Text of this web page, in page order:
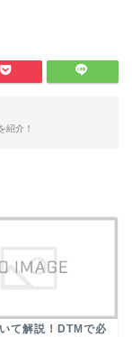
紹介！
て解説！DTMで必